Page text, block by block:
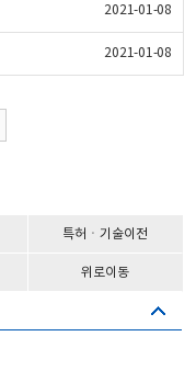
2021-01-08
2021-01-08
특허ㆍ기술이전
위로이동